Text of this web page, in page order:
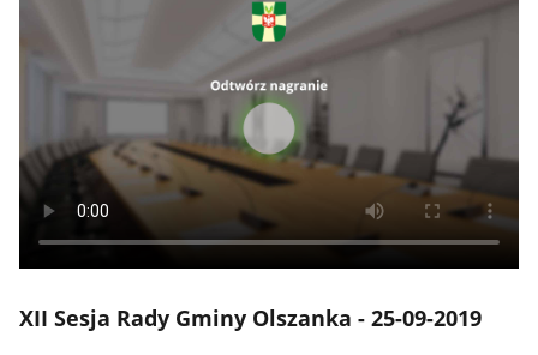
XII Sesja Rady Gminy Olszanka - 25-09-2019